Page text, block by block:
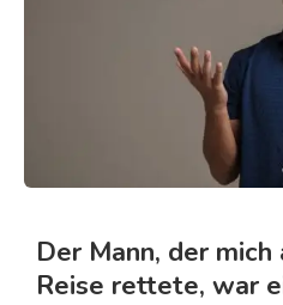
Der Mann, der
Reise rettete, war